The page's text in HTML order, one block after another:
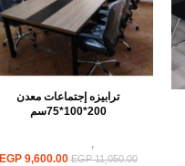
ترابيزه إجتماعات معدن
200*100*75سم
ترابيزات,
EGP11,050.00
EGP9,600.00